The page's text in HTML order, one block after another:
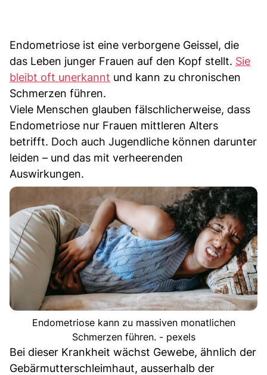
Endometriose ist eine verborgene Geissel, die
das Leben junger Frauen auf den Kopf stellt. Sie
bleibt oft unerkannt und kann zu chronischen
Schmerzen führen.
Viele Menschen glauben fälschlicherweise, dass
Endometriose nur Frauen mittleren Alters
betrifft. Doch auch Jugendliche können darunter
leiden – und das mit verheerenden
Auswirkungen.
Endometriose kann zu massiven monatlichen
Schmerzen führen. - pexels
Bei dieser Krankheit wächst Gewebe, ähnlich der
Gebärmutterschleimhaut, ausserhalb der